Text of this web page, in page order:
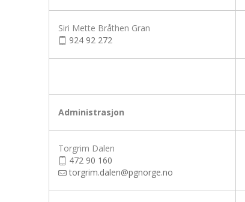
Siri Mette Bråthen Gran
924 92 272
Administrasjon
Torgrim Dalen
472 90 160
torgrim.dalen@pgnorge.no